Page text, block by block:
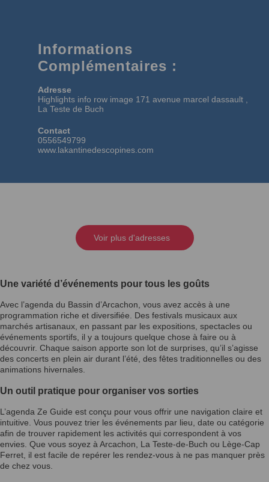
Informations
Complémentaires :
Adresse
Highlights info row image 171 avenue marcel dassault ,
La Teste de Buch
Contact
0556549799
www.lakantinedescopines.com
Voir plus d'adresses
Une variété d’événements pour tous les goûts
Avec l’agenda du Bassin d’Arcachon, vous avez accès à une
programmation riche et diversifiée. Des festivals musicaux aux
marchés artisanaux, en passant par les expositions, spectacles ou
événements sportifs, il y a toujours quelque chose à faire ou à
découvrir. Chaque saison apporte son lot de surprises, qu’il s’agisse
des concerts en plein air durant l’été, des fêtes traditionnelles ou des
animations hivernales.
Un outil pratique pour organiser vos sorties
L’agenda Ze Guide est conçu pour vous offrir une navigation claire et
intuitive. Vous pouvez trier les événements par lieu, date ou catégorie
afin de trouver rapidement les activités qui correspondent à vos
envies. Que vous soyez à Arcachon, La Teste-de-Buch ou Lège-Cap
Ferret, il est facile de repérer les rendez-vous à ne pas manquer près
de chez vous.